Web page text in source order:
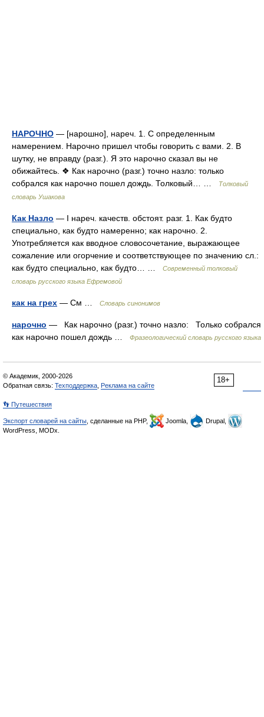
НАРОЧНО — [нарошно], нареч. 1. С определенным
намерением. Нарочно пришел чтобы говорить с вами. 2. В
шутку, не вправду (разг.). Я это нарочно сказал вы не
обижайтесь. ❖ Как нарочно (разг.) точно назло: только
собрался как нарочно пошел дождь. Толковый… …
Толковый
словарь Ушакова
Как Назло — I нареч. качеств. обстоят. разг. 1. Как будто
специально, как будто намеренно; как нарочно. 2.
Употребляется как вводное словосочетание, выражающее
сожаление или огорчение и соответствующее по значению сл.:
как будто специально, как будто… …
Современный толковый
словарь русского языка Ефремовой
как на грех — См … Словарь синонимов
нарочно — Как нарочно (разг.) точно назло: Только собрался
как нарочно пошел дождь …
Фразеологический словарь русского языка
18+
© Академик, 2000-2026
Обратная связь: Техподдержка Реклама на сайте
👣 Путешествия
Экспорт словарей на сайты , сделанные на PHP, Joomla,
Drupal,
WordPress, MODx.